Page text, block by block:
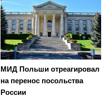
МИД Польши отреагировал
на перенос посольства
России